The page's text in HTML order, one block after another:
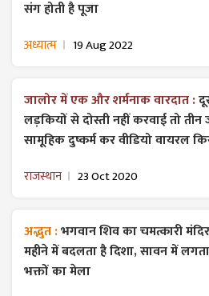
संग होती है पूजा
अध्यात्म 19 Aug 2022
जालोर में एक और शर्मनाक वारदात :
लड़कियों से दोस्ती नहीं करवाई तो तीन
सामूहिक दुष्कर्म कर वीडियो वायरल
राजस्थान 23 Oct 2020
अद्भुत :भगवान शिव का चमत्कारी
महीने में बदलता है दिशा, सावन में
भक्तों का मेला